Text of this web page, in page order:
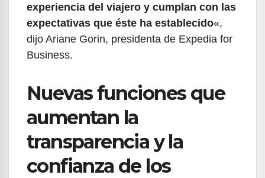
experiencia del viajero y cumplan con las
expectativas que éste ha establecido«,
dijo Ariane Gorin, presidenta de Expedia for
Business.
Nuevas funciones que
aumentan la
transparencia y la
confianza de los